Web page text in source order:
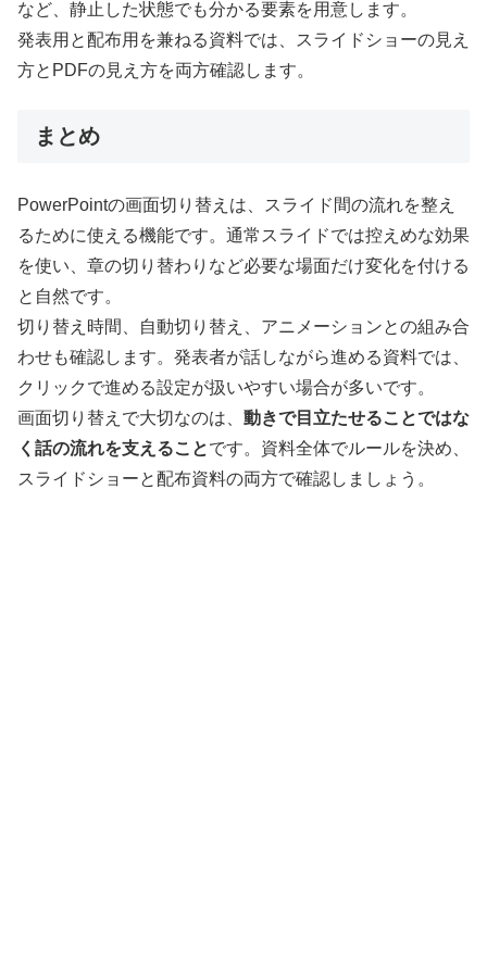
など、静止した状態でも分かる要素を用意します。
発表用と配布用を兼ねる資料では、スライドショーの見え
方とPDFの見え方を両方確認します。
まとめ
PowerPointの画面切り替えは、スライド間の流れを整え
るために使える機能です。通常スライドでは控えめな効果
を使い、章の切り替わりなど必要な場面だけ変化を付ける
と自然です。
切り替え時間、自動切り替え、アニメーションとの組み合
わせも確認します。発表者が話しながら進める資料では、
クリックで進める設定が扱いやすい場合が多いです。
画面切り替えで大切なのは、 動きで目立たせることではな
く話の流れを支えることです。資料全体でルールを決め、
スライドショーと配布資料の両方で確認しましょう。